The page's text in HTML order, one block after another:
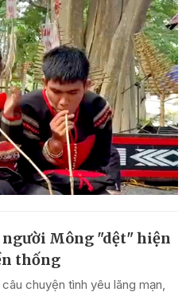
Mông "dệt" hiện
thống
chuyện tình yêu lãng mạn,